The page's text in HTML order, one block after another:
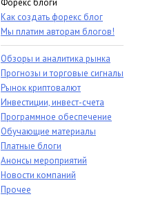
Форекс блоги
Как создать форекс блог
Мы платим авторам блогов!
Обзоры и аналитика рынка
Прогнозы и торговые сигналы
Рынок криптовалют
Инвестиции, инвест-счета
Программное обеспечение
Обучающие материалы
Платные блоги
Анонсы мероприятий
Новости компаний
Прочее